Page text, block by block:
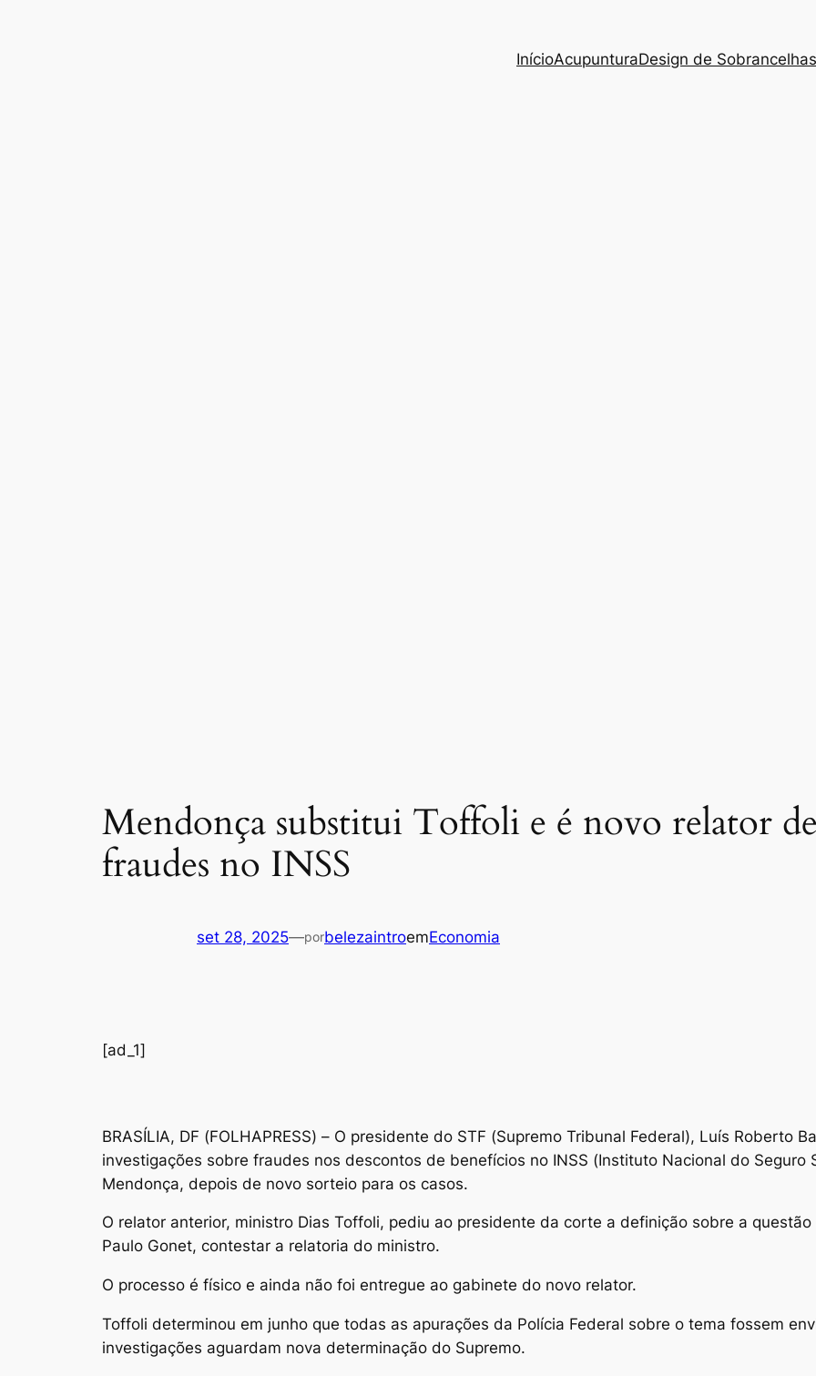
InícioAcupunturaDesign de Sobrancelhas
Mendonça substitui Toffoli e é novo relator
fraudes no INSS
set 28, 2025—porbelezaintroemEconomia
[ad_1]
BRASÍLIA, DF (FOLHAPRESS) – O presidente do STF (Supremo Tribunal Federal), Luís Roberto
investigações sobre fraudes nos descontos de benefícios no INSS (Instituto Nacional do
Mendonça, depois de novo sorteio para os casos.
O relator anterior, ministro Dias Toffoli, pediu ao presidente da corte a definição sobre a
Paulo Gonet, contestar a relatoria do ministro.
O processo é físico e ainda não foi entregue ao gabinete do novo relator.
Toffoli determinou em junho que todas as apurações da Polícia Federal sobre o tema fossem
investigações aguardam nova determinação do Supremo.